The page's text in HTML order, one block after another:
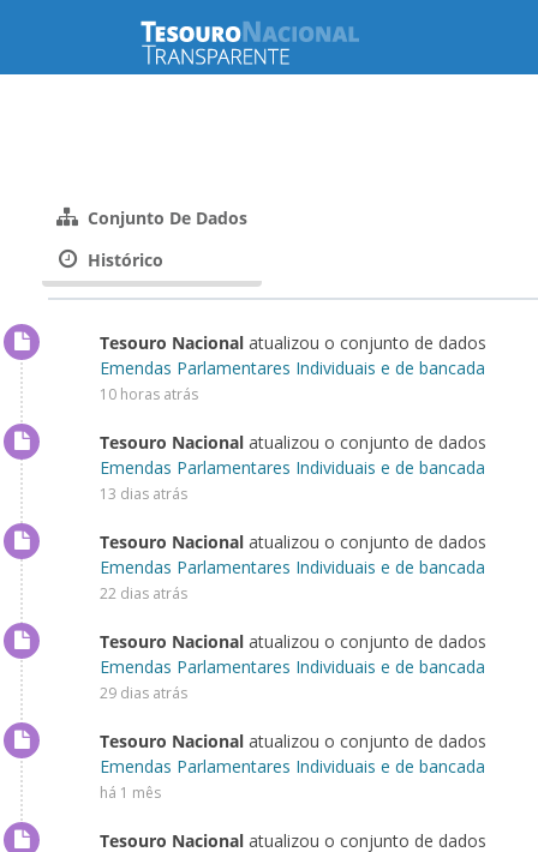
Conjunto De Dados
Histórico
Tesouro Nacional atualizou o conjunto de dados
Emendas Parlamentares Individuais e de bancada
10 horas atrás
Tesouro Nacional atualizou o conjunto de dados
Emendas Parlamentares Individuais e de bancada
13 dias atrás
Tesouro Nacional atualizou o conjunto de dados
Emendas Parlamentares Individuais e de bancada
22 dias atrás
Tesouro Nacional atualizou o conjunto de dados
Emendas Parlamentares Individuais e de bancada
29 dias atrás
Tesouro Nacional atualizou o conjunto de dados
Emendas Parlamentares Individuais e de bancada
há 1 mês
Tesouro Nacional atualizou o conjunto de dados